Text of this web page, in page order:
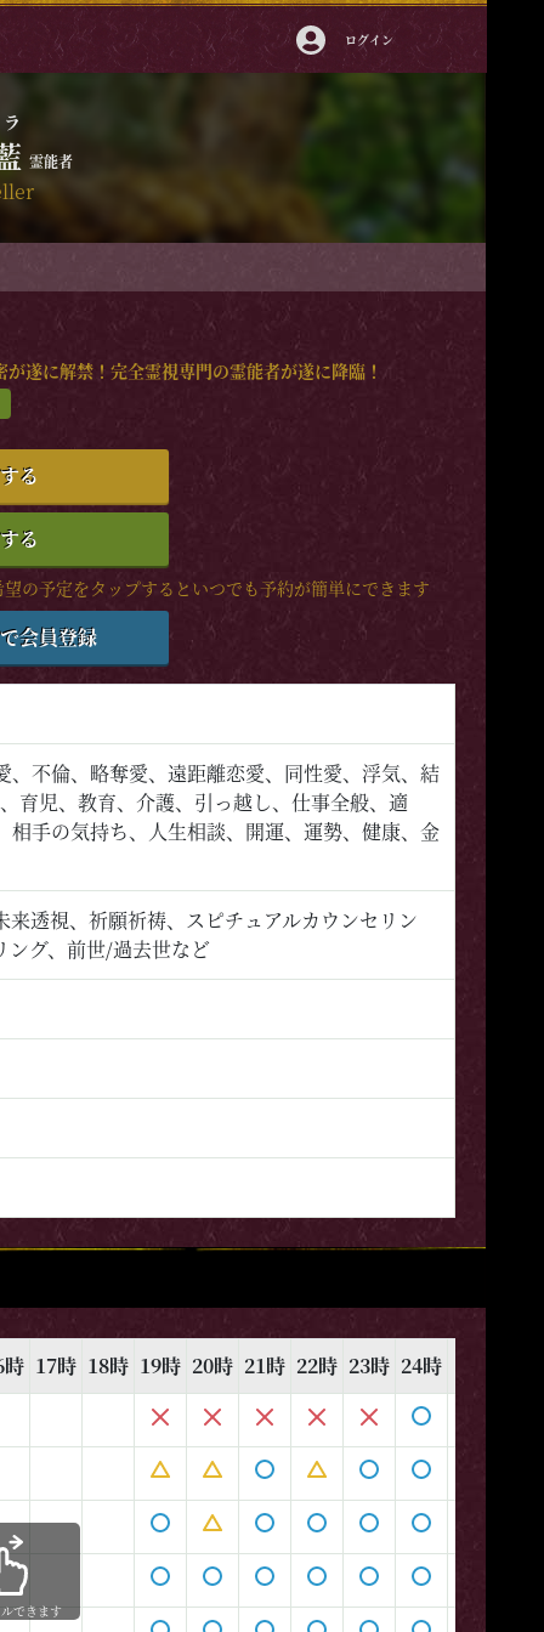
ログイン
霊能者
遂に解禁！完全霊視専門の霊能者が遂に降臨！
る
る
の予定をタップするといつでも予約が簡単にできます
会員登録
不倫、略奪愛、遠距離恋愛、同性愛、浮気、結
育児、教育、介護、引っ越し、仕事全般、適
手の気持ち、人生相談、開運、運勢、健康、金
透視、祈願祈祷、スピチュアルカウンセリン
ング、前世/過去世など
17時 18時 19時 20時 21時 22時 23時 24時
できます